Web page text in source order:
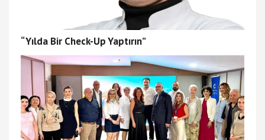
“Yılda Bir Check-Up Yaptırın”